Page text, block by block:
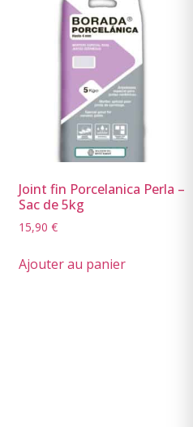
Joint fin Porcelanica Perla –
Sac de 5kg
15,90 €
Ajouter au panier